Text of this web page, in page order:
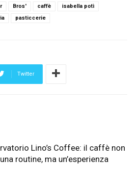
Bros' caffè
isabella potì
pasticcerie
Twitter
Lino’s Coffee: il caffè non
routine, ma un’esperienza